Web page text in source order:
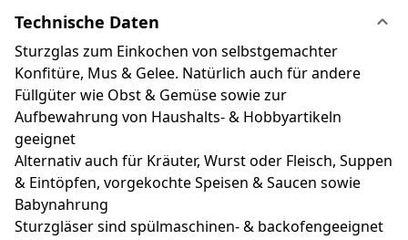
Technische Daten
Sturzglas zum Einkochen von selbstgemachter
Konfitüre, Mus & Gelee. Natürlich auch für andere
Füllgüter wie Obst & Gemüse sowie zur
Aufbewahrung von Haushalts- & Hobbyartikeln
geeignet
Alternativ auch für Kräuter, Wurst oder Fleisch, Suppen
& Eintöpfen, vorgekochte Speisen & Saucen sowie
Babynahrung
Sturzgläser sind spülmaschinen- & backofengeeignet